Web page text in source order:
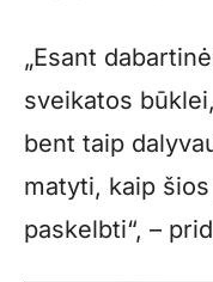
„Esant
sveikatos
bent taip
matyti, kaip
paskelbti“, –